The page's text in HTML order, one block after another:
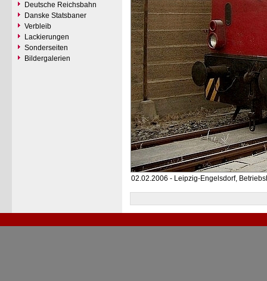
Deutsche Reichsbahn
Danske Statsbaner
Verbleib
Lackierungen
Sonderseiten
Bildergalerien
02.02.2006 - Leipzig-Engelsdorf,